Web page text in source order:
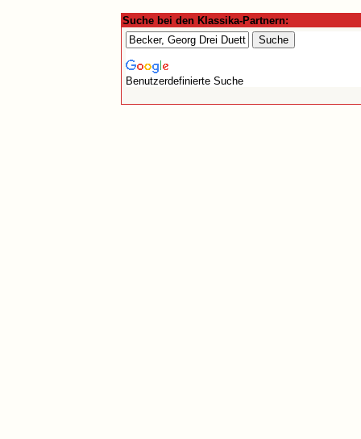
Suche bei den Klassika-Partnern:
Benutzerdefinierte Suche